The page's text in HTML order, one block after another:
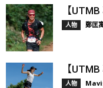
【
人物 鄭匡
【
人物